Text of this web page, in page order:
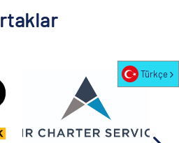
Türkçe